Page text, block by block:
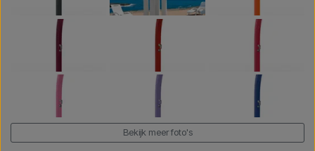
Bekijk meer foto's